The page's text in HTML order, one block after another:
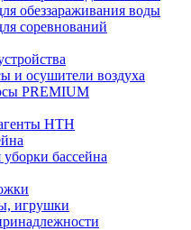
обеззараживания воды
соревнований
и осушители воздуха
PREMIUM
HTH
бассейна
игрушки